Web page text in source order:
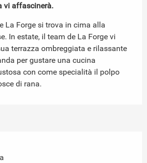
vi affascinerà.
La Forge si trova in cima alla
In estate, il team de La Forge vi
terrazza ombreggiata e rilassante
per gustare una cucina
con come specialità il polpo
di rana.